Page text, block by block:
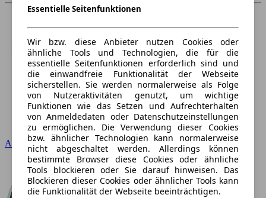
Audi
Essentielle Seitenfunktionen
Wir bzw. diese Anbieter nutzen Cookies oder
ähnliche Tools und Technologien, die für die
essentielle Seitenfunktionen erforderlich sind und
die einwandfreie Funktionalität der Webseite
sicherstellen. Sie werden normalerweise als Folge
von Nutzeraktivitäten genutzt, um wichtige
Funktionen wie das Setzen und Aufrechterhalten
von Anmeldedaten oder Datenschutzeinstellungen
zu ermöglichen. Die Verwendung dieser Cookies
bzw. ähnlicher Technologien kann normalerweise
nicht abgeschaltet werden. Allerdings können
bestimmte Browser diese Cookies oder ähnliche
Tools blockieren oder Sie darauf hinweisen. Das
Blockieren dieser Cookies oder ähnlicher Tools kann
die Funktionalität der Webseite beeinträchtigen.